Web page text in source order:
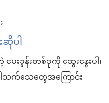
ပါ
ေးခွန်းတစ်ခုကို ဆွေးနွေးပါ၊
သက်သေတွေအကြောင်း